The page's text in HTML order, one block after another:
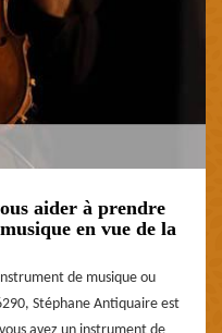
aider à prendre
en vue de la
de musique ou
Stéphane Antiquaire est